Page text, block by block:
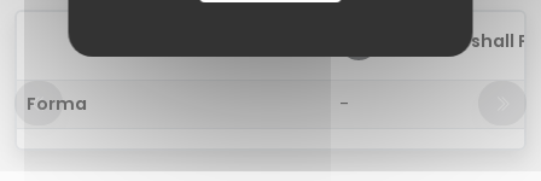
Fossil Marshall
Forma -